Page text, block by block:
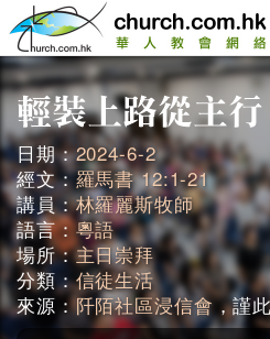
日期：2024-6-2
經文：羅馬書 12:1-21
講員：林羅麗斯牧師
語言：粵語
場所：主日崇拜
分類：信徒生活
來源：阡陌社區浸信會，謹